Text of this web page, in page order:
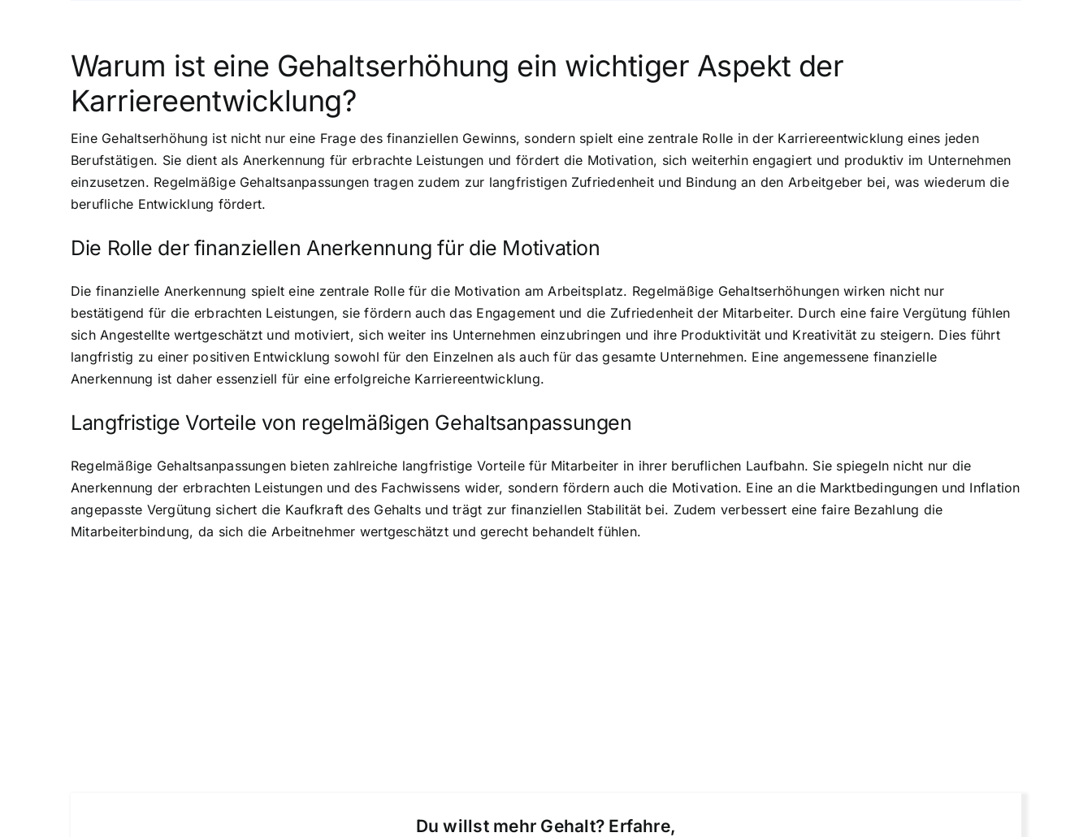
Warum ist eine Gehaltserhöhung ein wichtiger Aspekt der
Karriereentwicklung?
Eine Gehaltserhöhung ist nicht nur eine Frage des finanziellen Gewinns, sondern spielt eine zentrale Rolle in der Karriereentwicklung eines jeden
Berufstätigen. Sie dient als Anerkennung für erbrachte Leistungen und fördert die Motivation, sich weiterhin engagiert und produktiv im Unternehmen
einzusetzen. Regelmäßige Gehaltsanpassungen tragen zudem zur langfristigen Zufriedenheit und Bindung an den Arbeitgeber bei, was wiederum die
berufliche Entwicklung fördert.
Die Rolle der finanziellen Anerkennung für die Motivation
Die finanzielle Anerkennung spielt eine zentrale Rolle für die Motivation am Arbeitsplatz. Regelmäßige Gehaltserhöhungen wirken nicht nur
bestätigend für die erbrachten Leistungen, sie fördern auch das Engagement und die Zufriedenheit der Mitarbeiter. Durch eine faire Vergütung fühlen
sich Angestellte wertgeschätzt und motiviert, sich weiter ins Unternehmen einzubringen und ihre Produktivität und Kreativität zu steigern. Dies führt
langfristig zu einer positiven Entwicklung sowohl für den Einzelnen als auch für das gesamte Unternehmen. Eine angemessene finanzielle
Anerkennung ist daher essenziell für eine erfolgreiche Karriereentwicklung.
Langfristige Vorteile von regelmäßigen Gehaltsanpassungen
Regelmäßige Gehaltsanpassungen bieten zahlreiche langfristige Vorteile für Mitarbeiter in ihrer beruflichen Laufbahn. Sie spiegeln nicht nur die
Anerkennung der erbrachten Leistungen und des Fachwissens wider, sondern fördern auch die Motivation. Eine an die Marktbedingungen und Inflation
angepasste Vergütung sichert die Kaufkraft des Gehalts und trägt zur finanziellen Stabilität bei. Zudem verbessert eine faire Bezahlung die
Mitarbeiterbindung, da sich die Arbeitnehmer wertgeschätzt und gerecht behandelt fühlen.
Du willst mehr Gehalt? Erfahre,